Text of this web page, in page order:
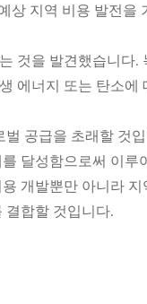
지역 비용 발전을
것을 발견했습니다
에너지 또는 탄소
공급을 초래할 것
달성함으로써 이루
개발뿐만 아니라
결합할 것입니다.